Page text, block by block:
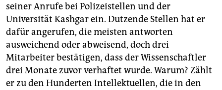
seiner Anrufe bei Polizeistellen und der
Universität Kashgar ein. Dutzende Stellen hat er
dafür angerufen, die meisten antworten
ausweichend oder abweisend, doch drei
Mitarbeiter bestätigen, dass der Wissenschaftler
drei Monate zuvor verhaftet wurde. Warum? Zählt
er zu den Hunderten Intellektuellen, die in den